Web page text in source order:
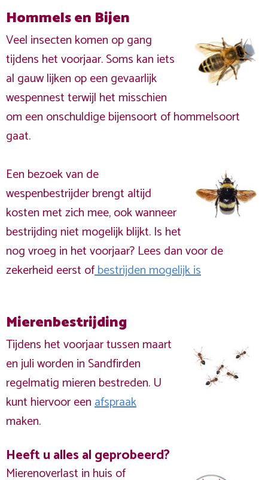
Hommels en Bijen
Veel insecten komen op gang
tijdens het voorjaar. Soms kan iets
al gauw lijken op een gevaarlijk
wespennest terwijl het misschien
om een onschuldige bijensoort of hommelsoort
gaat.
Een bezoek van de
wespenbestrijder brengt altijd
kosten met zich mee, ook wanneer
bestrijding niet mogelijk blijkt. Is het
nog vroeg in het voorjaar? Lees dan voor de
zekerheid eerst ofbestrijden mogelijk is
Mierenbestrijding
Tijdens het voorjaar tussen maart
en juli worden in Sandfirden
regelmatig mieren bestreden. U
kunt hiervoor eenafspraak
maken.
Heeft u alles al geprobeerd?
Mierenoverlast in huis of